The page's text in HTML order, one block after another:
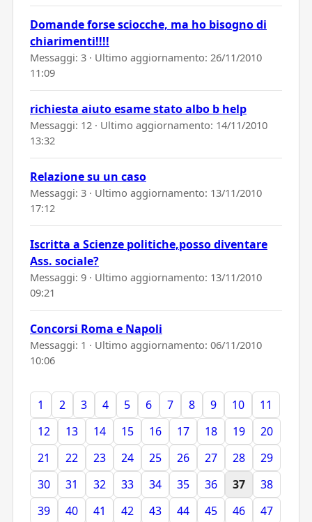
Domande forse sciocche, ma ho bisogno di
chiarimenti!!!!
Messaggi: 3 · Ultimo aggiornamento: 26/11/2010
11:09
richiesta aiuto esame stato albo b help
Messaggi: 12 · Ultimo aggiornamento: 14/11/2010
13:32
Relazione su un caso
Messaggi: 3 · Ultimo aggiornamento: 13/11/2010
17:12
Iscritta a Scienze politiche,posso diventare
Ass. sociale?
Messaggi: 9 · Ultimo aggiornamento: 13/11/2010
09:21
Concorsi Roma e Napoli
Messaggi: 1 · Ultimo aggiornamento: 06/11/2010
10:06
1 2 3 4 5 6 7 8 9 10
11
12
13 14 15 16 17 18 19
20
21
22 23 24 25 26 27 28
29
30
31 32 33 34 35 36 37
38
39
40 41 42 43 44 45 46 47